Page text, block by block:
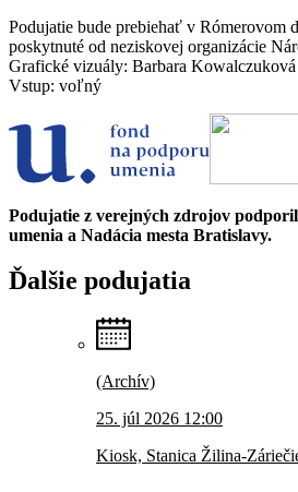
Podujatie bude prebiehať v Rómerovom
poskytnuté od neziskovej organizácie
Grafické vizuály: Barbara Kowalczuková
Vstup: voľný
Podujatie z verejných zdrojov
umenia a Nadácia mesta Bratislavy.
Ďalšie podujatia
(Archív)
25. júl 2026 12:00
Kiosk, Stanica Žilina-